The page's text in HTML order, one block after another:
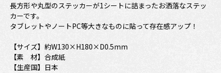
長方形や丸型のステッカーが1シートに詰まったお洒落なステッ
カーです。
タブレットやノートPC等大きなものに貼って存在感アップ！
【サイズ】約W130×H180×D0.5mm
【素 材】合成紙
【生産国】日本